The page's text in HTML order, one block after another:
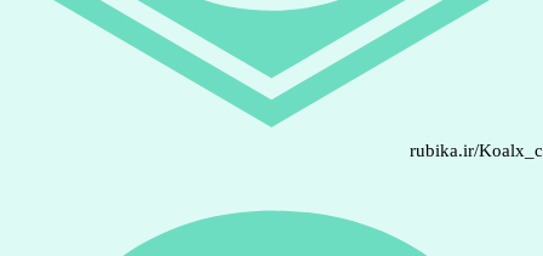
rubika.ir/